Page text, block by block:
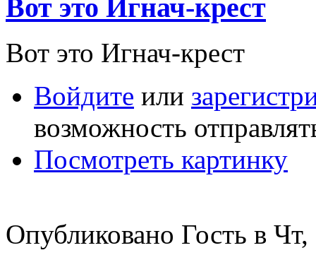
Вот это Игнач-крест
Вот это Игнач-крест
Войдите или
возможность
Посмотреть картинку
Опубликовано Гость в